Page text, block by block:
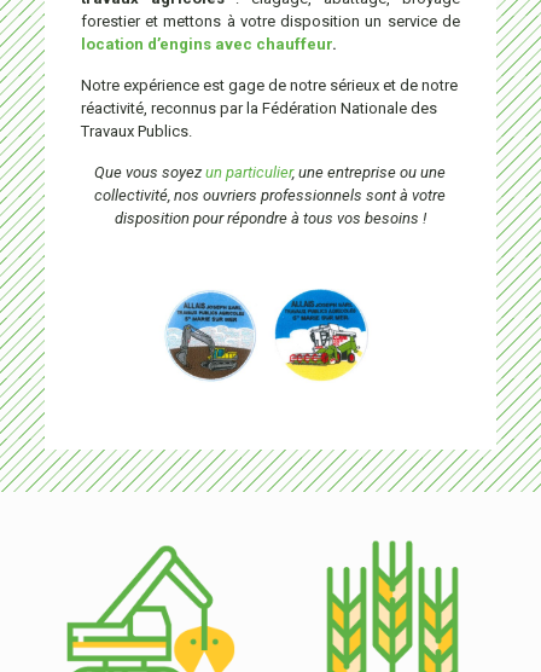
forestier et mettons à votre disposition un service de
location d’engins avec chauffeur.
Notre expérience est gage de notre sérieux et de notre
réactivité, reconnus par la Fédération Nationale des
Travaux Publics.
Que vous soyezun particulier, une entreprise ou une
collectivité, nos ouvriers professionnels sont à votre
disposition pour répondre à tous vos besoins !